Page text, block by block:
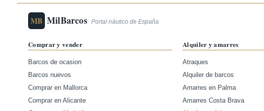
MB MilBarcos Portal náutico de España
Comprar y vender
Barcos de ocasion
Barcos nuevos
Comprar en Mallorca
Comprar en Alicante
Alquiler y amarres
Atraques
Alquiler de barcos
Amarres en Palma
Amarres Costa Brava